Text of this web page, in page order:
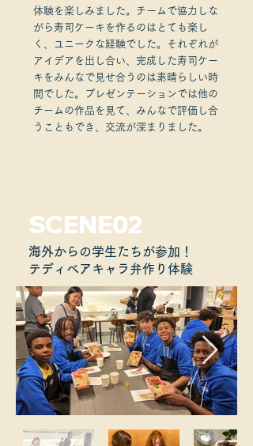
体験を楽しみました。チームで協力しな
がら寿司ケーキを作るのはとても楽し
く、ユニークな経験でした。それぞれが
アイデアを出し合い、完成した寿司ケー
キをみんなで見せ合うのは素晴らしい時
間でした。プレゼンテーションでは他の
チームの作品を見て、みんなで評価し合
うこともでき、交流が深まりました。
海外からの学生たちが参加！
テディベアキャラ弁作り体験
SCENE02